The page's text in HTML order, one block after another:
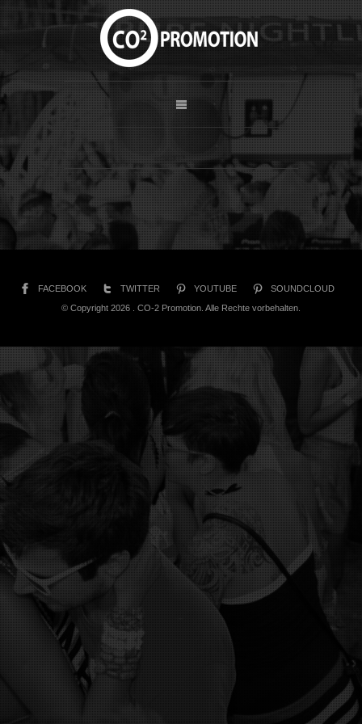
FACEBOOK TWITTER YOUTUBE
SOUNDCLOUD
© Copyright 2026 . CO-2 Promotion. Alle Rechte vorbehalten.